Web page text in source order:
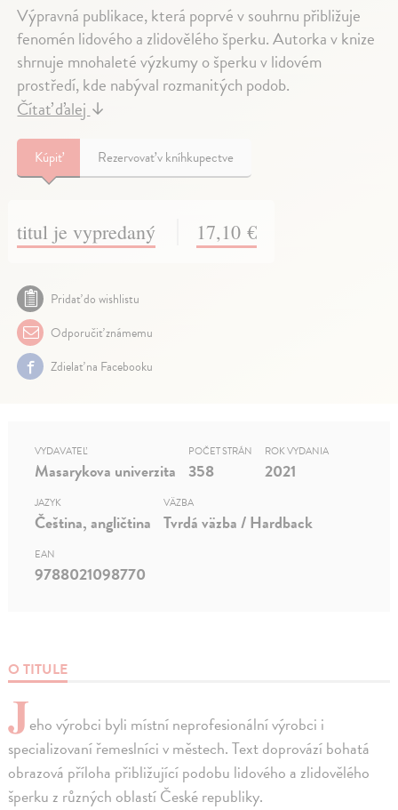
Výpravná publikace, která poprvé v souhrnu přibližuje
fenomén lidového a zlidovělého šperku. Autorka v knize
shrnuje mnohaleté výzkumy o šperku v lidovém
prostředí, kde nabýval rozmanitých podob.
Čítať ďalej ↓
Kúpiť Rezervovať v kníhkupectve
titul je vypredaný 17,10 €
Pridať do wishlistu
Odporučiť známemu
Zdielať na Facebooku
O TITULE
Jeho výrobci byli místní neprofesionální výrobci i
specializovaní řemeslníci v městech. Text doprovází bohatá
obrazová příloha přibližující podobu lidového a zlidovělého
šperku z různých oblastí České republiky.
VYDAVATEĽ
Masarykova univerzita
POČET STRÁN
358
ROK VYDANIA
2021
JAZYK
Čeština, angličtina
VÄZBA
Tvrdá väzba / Hardback
EAN
9788021098770